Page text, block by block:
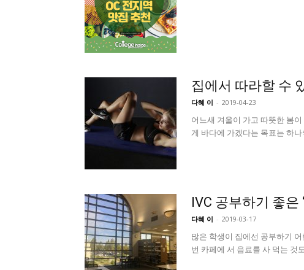
집에서 따라할 수
다혜 이 - 2019-04-23
어느새 겨울이 가고 따뜻한 봄
게 바다에 가겠다는 목표는 하
IVC 공부하기 좋은
다혜 이 - 2019-03-17
많은 학생이 집에선 공부하기
번 카페에 서 음료를 사 먹는 것